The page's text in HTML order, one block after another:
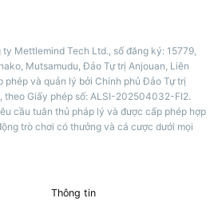
Mettlemind Tech Ltd., số đăng ký: 15779,
Mutsamudu, Đảo Tự trị Anjouan, Liên
phép và quản lý bởi Chính phủ Đảo Tự trị
theo Giấy phép số: ALSI-202504032-FI2.
cầu tuân thủ pháp lý và được cấp phép hợp
trò chơi có thưởng và cá cược dưới mọi
Thông tin